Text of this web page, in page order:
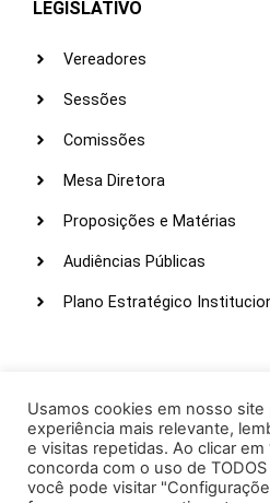
LEGISLATIVO
Vereadores
Sessões
Comissões
Mesa Diretora
Proposições e Matérias
Audiências Públicas
Plano Estratégico
Webmail
Intranet
Administração
Usamos cookies em nosso site
experiência mais relevante,
e visitas repetidas. Ao clicar em
concorda com o uso de
você pode visitar